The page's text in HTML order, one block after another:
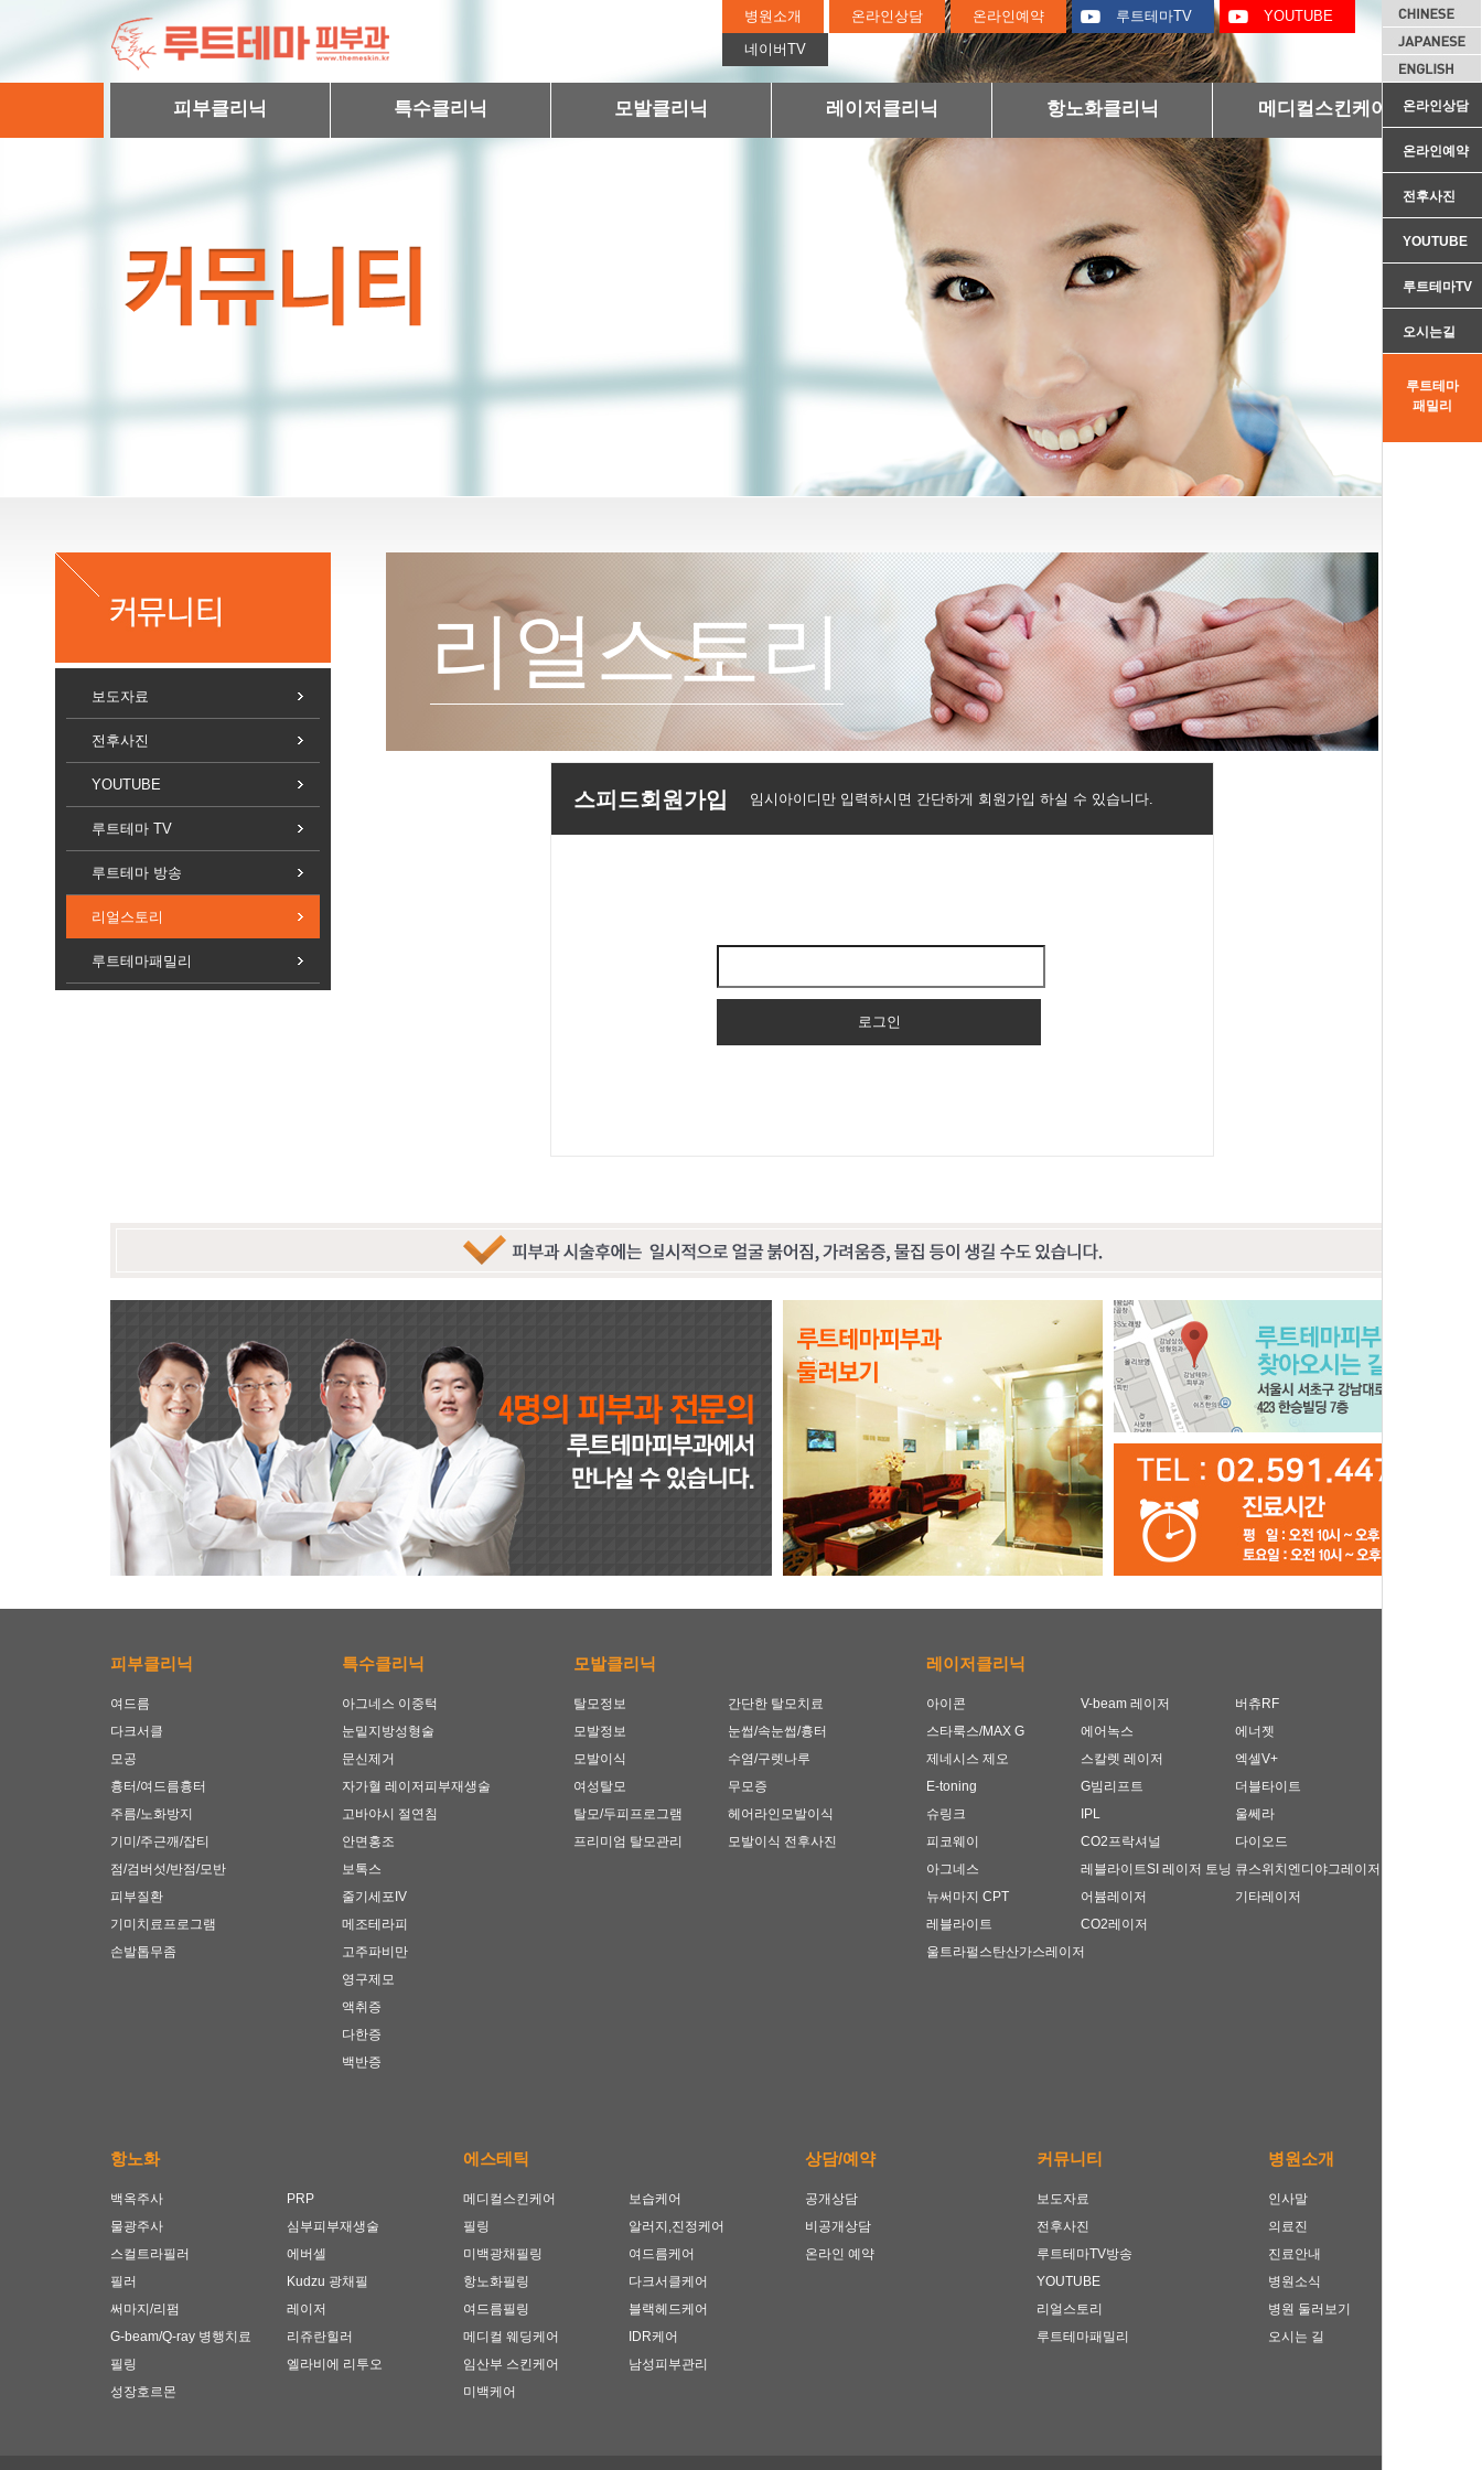
온라인상담
온라인예약
전후사진
YOUTUBE
루트테마TV
오시는길
루트테마
패밀리
병원소개 온라인상담 온라인예약 루트테마TV YOUTUBE
네이버TV
피부클리닉 특수클리닉 모발클리닉 레이저클리닉 항노화클리닉 메디컬스킨케어
보도자료
전후사진
YOUTUBE
루트테마 TV
루트테마 방송
리얼스토리
루트테마패밀리
리얼스토리
스피드회원가입 임시아이디만 입력하시면 간단하게 회원가입 하실 수 있습니다.
피부클리닉
여드름
다크서클
모공
흉터/여드름흉터
주름/노화방지
기미/주근깨/잡티
점/검버섯/반점/모반
피부질환
기미치료프로그램
손발톱무좀
특수클리닉
아그네스 이중턱
눈밑지방성형술
문신제거
자가혈 레이저피부재생술
고바야시 절연침
안면홍조
보톡스
줄기세포IV
메조테라피
고주파비만
영구제모
액취증
다한증
백반증
모발클리닉
탈모정보
모발정보
모발이식
여성탈모
탈모/두피프로그램
프리미엄 탈모관리
간단한 탈모치료
눈썹/속눈썹/흉터
수염/구렛나루
무모증
헤어라인모발이식
모발이식 전후사진
레이저클리닉
아이콘
스타룩스/MAX G
제네시스 제오
E-toning
슈링크
피코웨이
아그네스
뉴써마지 CPT
레블라이트
울트라펄스탄산가스레이저
V-beam 레이저
에어녹스
스칼렛 레이저
G빔리프트
IPL
CO2프락셔널
레블라이트SI 레이저 토닝
어븀레이저
CO2레이저
버츄RF
에너젯
엑셀V+
더블타이트
울쎄라
다이오드
큐스위치엔디야그레이저
기타레이저
항노화
백옥주사
물광주사
스컬트라필러
필러
써마지/리펌
G-beam/Q-ray 병행치료
필링
성장호르몬
PRP
심부피부재생술
에버셀
Kudzu 광채필
레이저
리쥬란힐러
엘라비에 리투오
에스테틱
메디컬스킨케어
필링
미백광채필링
항노화필링
여드름필링
메디컬 웨딩케어
임산부 스킨케어
미백케어
보습케어
알러지,진정케어
여드름케어
다크서클케어
블랙헤드케어
IDR케어
남성피부관리
상담/예약
공개상담
비공개상담
온라인 예약
커뮤니티
보도자료
전후사진
루트테마TV방송
YOUTUBE
리얼스토리
루트테마패밀리
병원소개
인사말
의료진
진료안내
병원소식
병원 둘러보기
오시는 길